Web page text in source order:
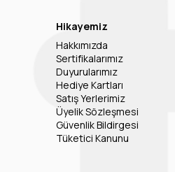
Hikayemiz
Hakkımızda
Sertifikalarımız
Duyurularımız
Hediye Kartları
Satış Yerlerimiz
Üyelik Sözleşmesi
Güvenlik Bildirgesi
Tüketici Kanunu